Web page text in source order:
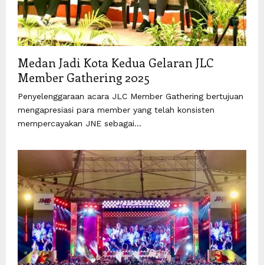
Medan Jadi Kota Kedua Gelaran JLC
Member Gathering 2025
Penyelenggaraan acara JLC Member Gathering bertujuan
mengapresiasi para member yang telah konsisten
mempercayakan JNE sebagai...